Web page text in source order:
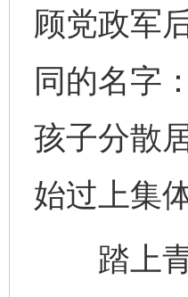
顾党政军
同的名字
孩子分散
始过上集
踏上青